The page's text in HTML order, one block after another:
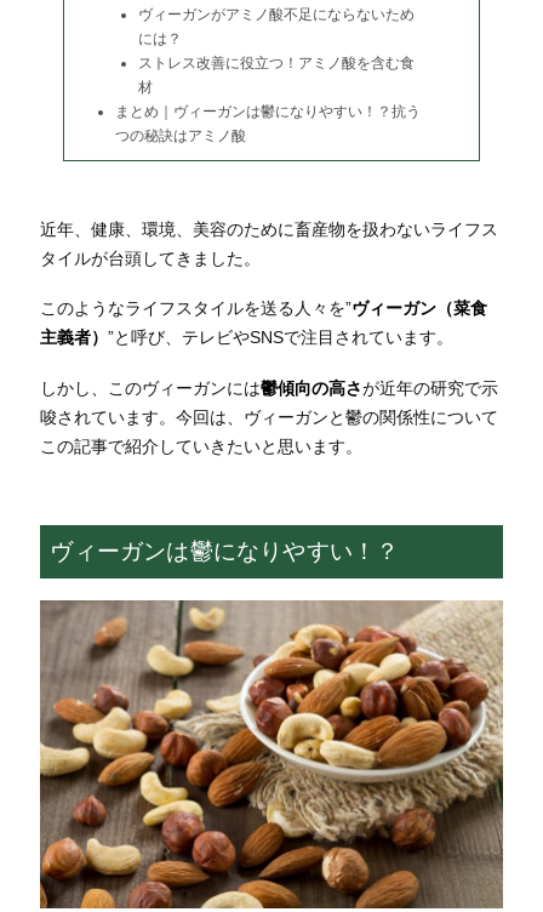
ヴィーガンがアミノ酸不足にならないため
には？
ストレス改善に役立つ！アミノ酸を含む食
材
まとめ｜ヴィーガンは鬱になりやすい！？抗う
つの秘訣はアミノ酸
近年、健康、環境、美容のために畜産物を扱わないライフス
タイルが台頭してきました。
このようなライフスタイルを送る人々を”ヴィーガン（菜食
主義者） ”と呼び、テレビやSNSで注目されています。
しかし、このヴィーガンには鬱傾向の高さが近年の研究で示
唆されています。今回は、ヴィーガンと鬱の関係性について
この記事で紹介していきたいと思います。
ヴィーガンは鬱になりやすい！？